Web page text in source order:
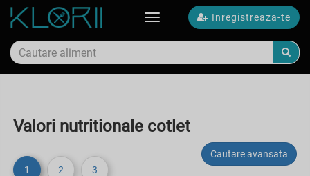
Inregistreaza-te
Toggle
Valori nutritionale cotlet
Cautare avansata
1
2 3